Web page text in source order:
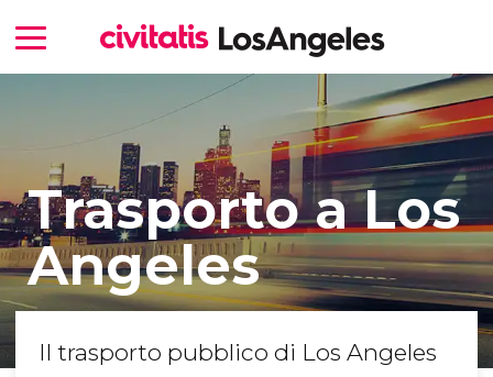
Trasporto a Los
Angeles
Il trasporto pubblico di Los Angeles